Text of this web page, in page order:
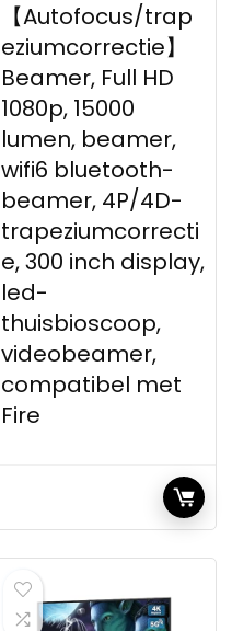
【Autofocus/trap
eziumcorrectie】
Beamer, Full HD
1080p, 15000
lumen, beamer,
wifi6 bluetooth-
beamer, 4P/4D-
trapeziumcorrecti
e, 300 inch display,
led-
thuisbioscoop,
videobeamer,
compatibel met
Fire